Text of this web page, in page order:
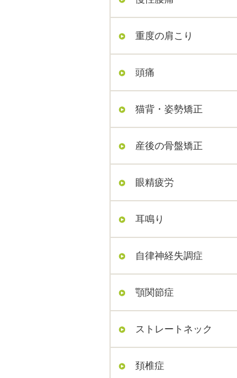
重度の肩こり
頭痛
猫背・姿勢矯正
産後の骨盤矯正
眼精疲労
耳鳴り
自律神経失調症
顎関節症
ストレートネック
頚椎症